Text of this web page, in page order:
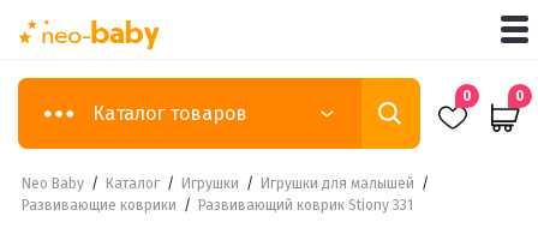
Каталог товаров
0 0
Neo Baby / Каталог / Игрушки / Игрушки для малышей /
Развивающие коврики / Развивающий коврик Stiony 331